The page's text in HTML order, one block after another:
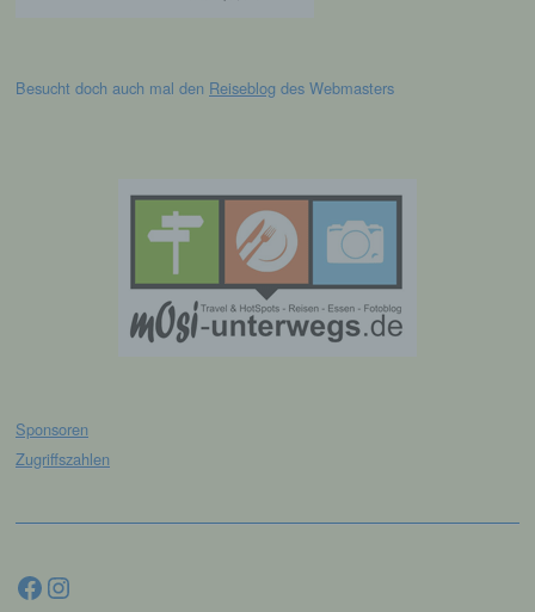
Besucht doch auch mal den Reiseblog des Webmasters
Sponsoren
Zugriffszahlen
Facebook
und technischen und organisatorischen
g) Verantwortlicher oder für die
Verarbeitung Verantwortlicher
Verantwortlicher oder für die Verarbeitung
personenbezogenen Daten entscheidet.
das Recht der Mitgliedstaaten vorgegeben,